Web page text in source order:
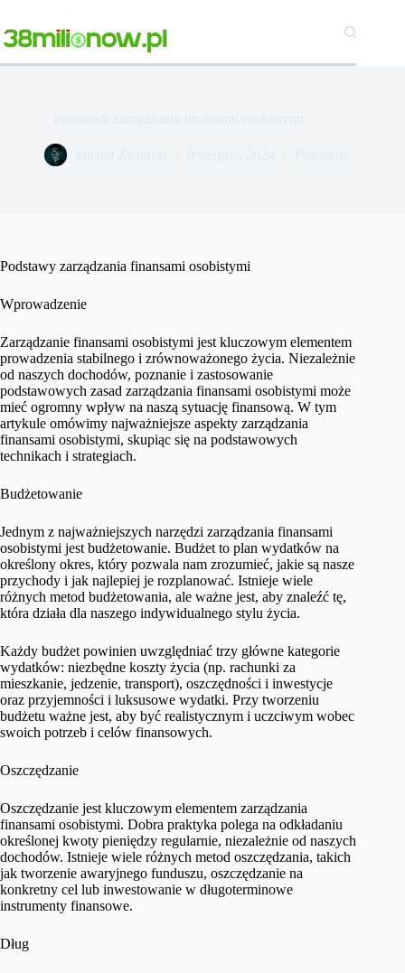
treści
Podstawy zarządzania finansami osobistymi
Wprowadzenie
Zarządzanie finansami osobistymi jest kluczowym elementem
prowadzenia stabilnego i zrównoważonego życia. Niezależnie
od naszych dochodów, poznanie i zastosowanie
podstawowych zasad zarządzania finansami osobistymi może
mieć ogromny wpływ na naszą sytuację finansową. W tym
artykule omówimy najważniejsze aspekty zarządzania
finansami osobistymi, skupiąc się na podstawowych
technikach i strategiach.
Budżetowanie
Jednym z najważniejszych narzędzi zarządzania finansami
osobistymi jest budżetowanie. Budżet to plan wydatków na
określony okres, który pozwala nam zrozumieć, jakie są nasze
przychody i jak najlepiej je rozplanować. Istnieje wiele
różnych metod budżetowania, ale ważne jest, aby znaleźć tę,
która działa dla naszego indywidualnego stylu życia.
Każdy budżet powinien uwzględniać trzy główne kategorie
wydatków: niezbędne koszty życia (np. rachunki za
mieszkanie, jedzenie, transport), oszczędności i inwestycje
oraz przyjemności i luksusowe wydatki. Przy tworzeniu
budżetu ważne jest, aby być realistycznym i uczciwym wobec
swoich potrzeb i celów finansowych.
Oszczędzanie
Oszczędzanie jest kluczowym elementem zarządzania
finansami osobistymi. Dobra praktyka polega na odkładaniu
określonej kwoty pieniędzy regularnie, niezależnie od naszych
dochodów. Istnieje wiele różnych metod oszczędzania, takich
jak tworzenie awaryjnego funduszu, oszczędzanie na
konkretny cel lub inwestowanie w długoterminowe
instrumenty finansowe.
Dług